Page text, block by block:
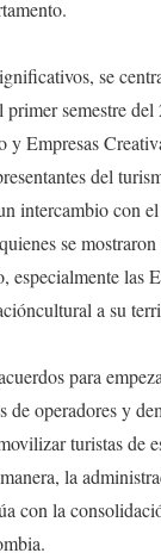
se
primer semestre
y Empresas
del
intercambio con
se mostraron
especialmente las
a su
para
de operadores y
turistas de
la
con la